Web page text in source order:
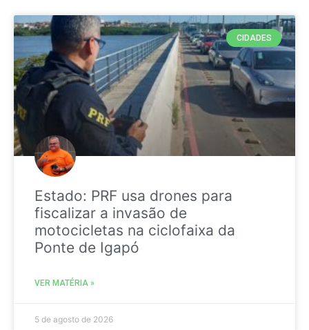
CIDADES
Estado: PRF usa drones para
fiscalizar a invasão de
motocicletas na ciclofaixa da
Ponte de Igapó
VER MATÉRIA »
5 de agosto de 2026